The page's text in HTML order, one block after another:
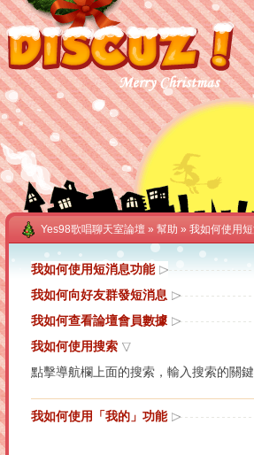
Yes98歌唱聊天室論壇 » 幫助 » 我如何使用
我如何使用短消息功能
我如何向好友群發短消息
我如何查看論壇會員數據
我如何使用搜索
點擊導航欄上面的搜索，輸入搜索的關
我如何使用「我的」功能